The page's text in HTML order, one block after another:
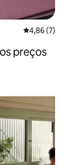
4,86 de uma
4,86 (7)
preços